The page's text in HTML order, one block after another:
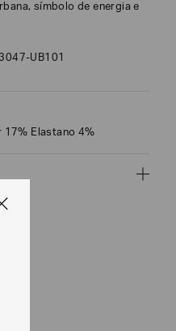
símbolo de energia e
UB101
17% Elastano 4%
apenas para este produto